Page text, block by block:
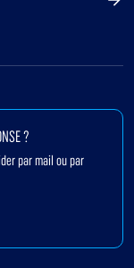
?
par mail ou par